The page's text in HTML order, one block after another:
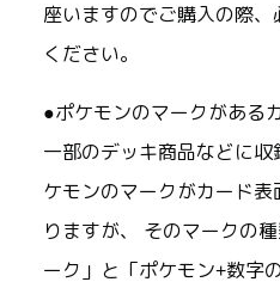
座いますのでご購入の際
ください。
●ポケモンのマークがある
一部のデッキ商品などに
ケモンのマークがカード
りますが、 そのマークの
ーク」と「ポケモン+数字